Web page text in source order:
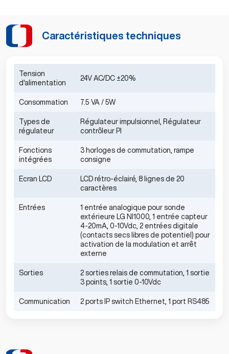
Caractéristiques techniques
Tension
d'alimentation
24V AC/DC ±20%
Consommation 7.5 VA / 5W
Types de
régulateur
Régulateur impulsionnel, Régulateur
contrôleur PI
Fonctions
intégrées
3 horloges de commutation, rampe
consigne
Ecran LCD
LCD rétro-éclairé, 8 lignes de 20
caractères
Entrées
1 entrée analogique pour sonde
extérieure LG NI1000, 1 entrée capteur
4-20mA, 0-10Vdc, 2 entrées digitale
(contacts secs libres de potentiel) pour
activation de la modulation et arrêt
externe
Sorties
2 sorties relais de commutation, 1 sortie
3 points, 1 sortie 0-10Vdc
Communication 2 ports IP switch Ethernet, 1 port RS485